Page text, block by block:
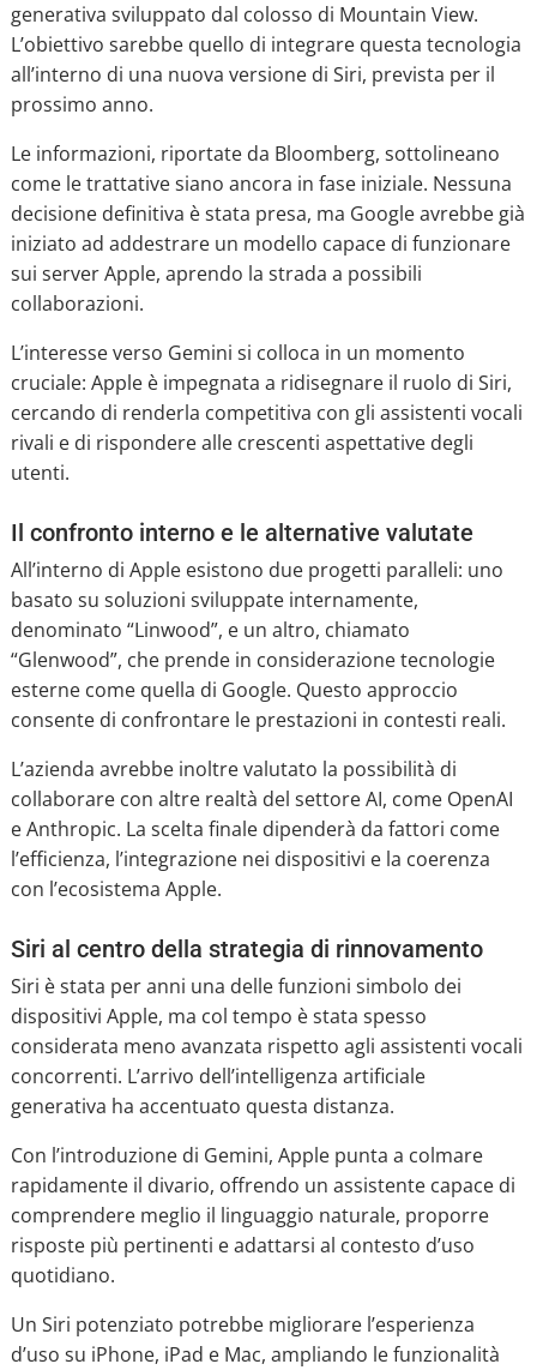
generativa sviluppato dal colosso di Mountain View.
L’obiettivo sarebbe quello di integrare questa tecnologia
all’interno di una nuova versione di Siri, prevista per il
prossimo anno.
Le informazioni, riportate da Bloomberg, sottolineano
come le trattative siano ancora in fase iniziale. Nessuna
decisione definitiva è stata presa, ma Google avrebbe già
iniziato ad addestrare un modello capace di funzionare
sui server Apple, aprendo la strada a possibili
collaborazioni.
L’interesse verso Gemini si colloca in un momento
cruciale: Apple è impegnata a ridisegnare il ruolo di Siri,
cercando di renderla competitiva con gli assistenti vocali
rivali e di rispondere alle crescenti aspettative degli
utenti.
Il confronto interno e le alternative valutate
All’interno di Apple esistono due progetti paralleli: uno
basato su soluzioni sviluppate internamente,
denominato “Linwood”, e un altro, chiamato
“Glenwood”, che prende in considerazione tecnologie
esterne come quella di Google. Questo approccio
consente di confrontare le prestazioni in contesti reali.
L’azienda avrebbe inoltre valutato la possibilità di
collaborare con altre realtà del settore AI, come OpenAI
e Anthropic. La scelta finale dipenderà da fattori come
l’efficienza, l’integrazione nei dispositivi e la coerenza
con l’ecosistema Apple.
Siri al centro della strategia di rinnovamento
Siri è stata per anni una delle funzioni simbolo dei
dispositivi Apple, ma col tempo è stata spesso
considerata meno avanzata rispetto agli assistenti vocali
concorrenti. L’arrivo dell’intelligenza artificiale
generativa ha accentuato questa distanza.
Con l’introduzione di Gemini, Apple punta a colmare
rapidamente il divario, offrendo un assistente capace di
comprendere meglio il linguaggio naturale, proporre
risposte più pertinenti e adattarsi al contesto d’uso
quotidiano.
Un Siri potenziato potrebbe migliorare l’esperienza
d’uso su iPhone, iPad e Mac, ampliando le funzionalità